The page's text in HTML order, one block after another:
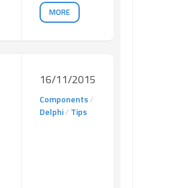
MORE
16/11/2015
Components/
Delphi/ Tips